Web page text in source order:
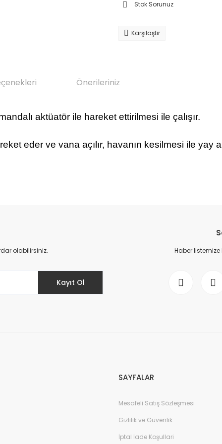
Stok Sorunuz
Karşılaştır
Önerileriniz
aktüatör ile hareket ettirilmesi ile çalışır.
eder ve vana açılır, havanın kesilmesi ile yay
olabilirsiniz.
Kayıt Ol
Haber
SAYFALAR
Mesafeli Satış Sözleşmesi
Gizlilik ve Güvenlik
İptal İade Koşullari